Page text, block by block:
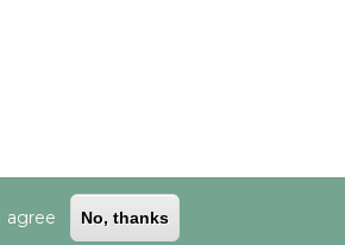
Comisión Europea.
agree No, thanks